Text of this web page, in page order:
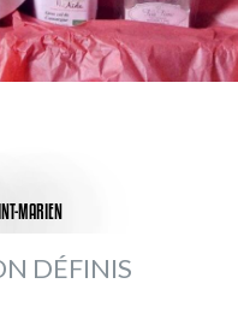
MARIEN
DÉFINIS